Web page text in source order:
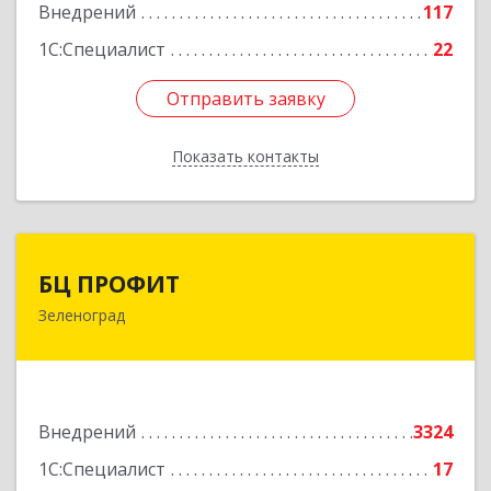
Внедрений
117
1С:Специалист
22
Отправить заявку
Показать контакты
Подробнее
Отправить заявку
Назад
БЦ ПРОФИТ
Зеленоград
Внедрений
3324
1С:Специалист
17
124482, Москва г, Зеленоград г, корпус 340,